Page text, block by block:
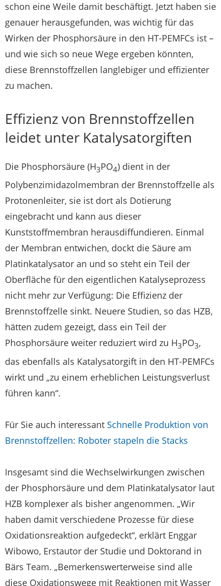
schon eine Weile damit beschäftigt. Jetzt haben sie
genauer herausgefunden, was wichtig für das
Wirken der Phosphorsäure in den HT-PEMFCs ist –
und wie sich so neue Wege ergeben könnten,
diese Brennstoffzellen langlebiger und effizienter
zu machen.
Effizienz von Brennstoffzellen
leidet unter Katalysatorgiften
Die Phosphorsäure (H3PO4) dient in der
Polybenzimidazolmembran der Brennstoffzelle als
Protonenleiter, sie ist dort als Dotierung
eingebracht und kann aus dieser
Kunststoffmembran herausdiffundieren. Einmal
der Membran entwichen, dockt die Säure am
Platinkatalysator an und so steht ein Teil der
Oberfläche für den eigentlichen Katalyseprozess
nicht mehr zur Verfügung: Die Effizienz der
Brennstoffzelle sinkt. Neuere Studien, so das HZB,
hätten zudem gezeigt, dass ein Teil der
Phosphorsäure weiter reduziert wird zu H3PO3,
das ebenfalls als Katalysatorgift in den HT-PEMFCs
wirkt und „zu einem erheblichen Leistungsverlust
führen kann“.
Für Sie auch interessant Schnelle Produktion von
Brennstoffzellen: Roboter stapeln die Stacks
Insgesamt sind die Wechselwirkungen zwischen
der Phosphorsäure und dem Platinkatalysator laut
HZB komplexer als bisher angenommen. „Wir
haben damit verschiedene Prozesse für diese
Oxidationsreaktion aufgedeckt“, erklärt Enggar
Wibowo, Erstautor der Studie und Doktorand in
Bärs Team. „Bemerkenswerterweise sind alle
diese Oxidationswege mit Reaktionen mit Wasser